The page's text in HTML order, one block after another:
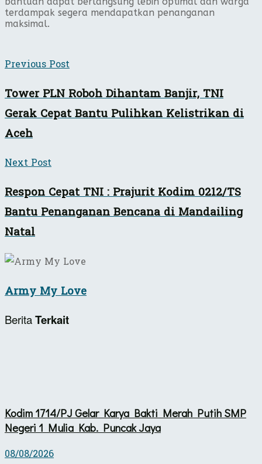
terdampak segera mendapatkan penanganan
maksimal.
Previous Post
Tower PLN Roboh Dihantam Banjir, TNI
Gerak Cepat Bantu Pulihkan Kelistrikan di
Aceh
Next Post
Respon Cepat TNI : Prajurit Kodim 0212/TS
Bantu Penanganan Bencana di Mandailing
Natal
Army My Love
BeritaTerkait
Kodim 1714/PJ Gelar Karya Bakti Merah Putih SMP
Negeri 1 Mulia Kab. Puncak Jaya
08/08/2026